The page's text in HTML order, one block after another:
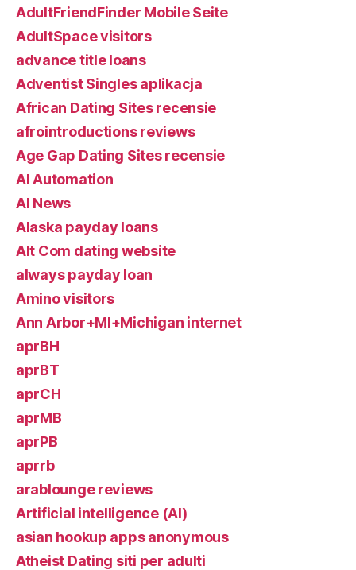
AdultFriendFinder Mobile Seite
AdultSpace visitors
advance title loans
Adventist Singles aplikacja
African Dating Sites recensie
afrointroductions reviews
Age Gap Dating Sites recensie
AI Automation
AI News
Alaska payday loans
Alt Com dating website
always payday loan
Amino visitors
Ann Arbor+MI+Michigan internet
aprBH
aprBT
aprCH
aprMB
aprPB
aprrb
arablounge reviews
Artificial intelligence (AI)
asian hookup apps anonymous
Atheist Dating siti per adulti